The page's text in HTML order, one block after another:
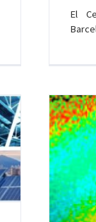
El